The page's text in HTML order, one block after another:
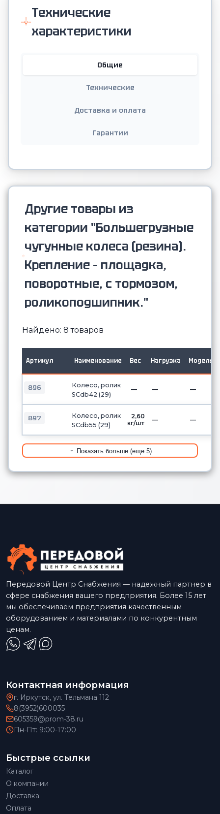
Технические
характеристики
Общие
Технические
Доставка и оплата
Гарантии
Другие товары из
категории "Большегрузные
чугунные колеса (резина).
Крепление – площадка,
поворотные, с тормозом,
роликоподшипник."
Найдено: 8 товаров
Артикул Наименование Вес Нагрузка Модель
896
Колесо, ролик
SCdb42 (29)
— — —
897
Колесо, ролик
SCdb55 (29)
2,60
кг/шт
— —
Показать больше (еще 5)
Передовой Центр Снабжения — надежный партнер в
сфере снабжения вашего предприятия. Более 15 лет
мы обеспечиваем предприятия качественным
оборудованием и материалами по конкурентным
ценам.
Контактная информация
г. Иркутск, ул. Тельмана 112
8(3952)600035
605359@prom-38.ru
Пн-Пт: 9:00-17:00
Быстрые ссылки
Каталог
О компании
Доставка
Оплата